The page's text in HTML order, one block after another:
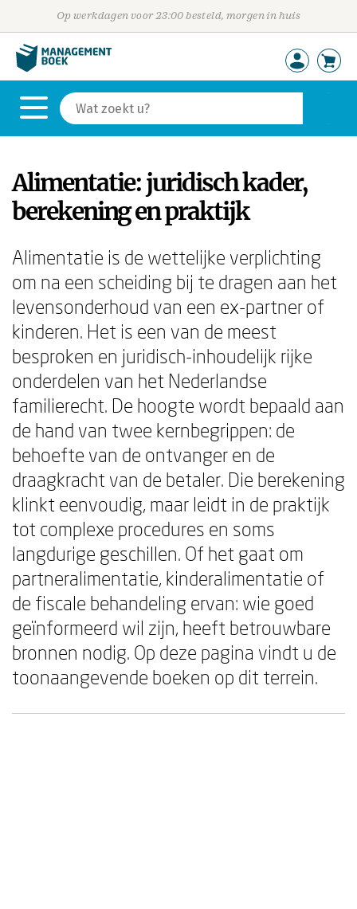
Op werkdagen voor 23:00 besteld, morgen in huis
Alimentatie: juridisch kader,
berekening en praktijk
Alimentatie is de wettelijke verplichting
om na een scheiding bij te dragen aan het
levensonderhoud van een ex-partner of
kinderen. Het is een van de meest
besproken en juridisch-inhoudelijk rijke
onderdelen van het Nederlandse
familierecht. De hoogte wordt bepaald aan
de hand van twee kernbegrippen: de
behoefte van de ontvanger en de
draagkracht van de betaler. Die berekening
klinkt eenvoudig, maar leidt in de praktijk
tot complexe procedures en soms
langdurige geschillen. Of het gaat om
partneralimentatie, kinderalimentatie of
de fiscale behandeling ervan: wie goed
geïnformeerd wil zijn, heeft betrouwbare
bronnen nodig. Op deze pagina vindt u de
toonaangevende boeken op dit terrein.